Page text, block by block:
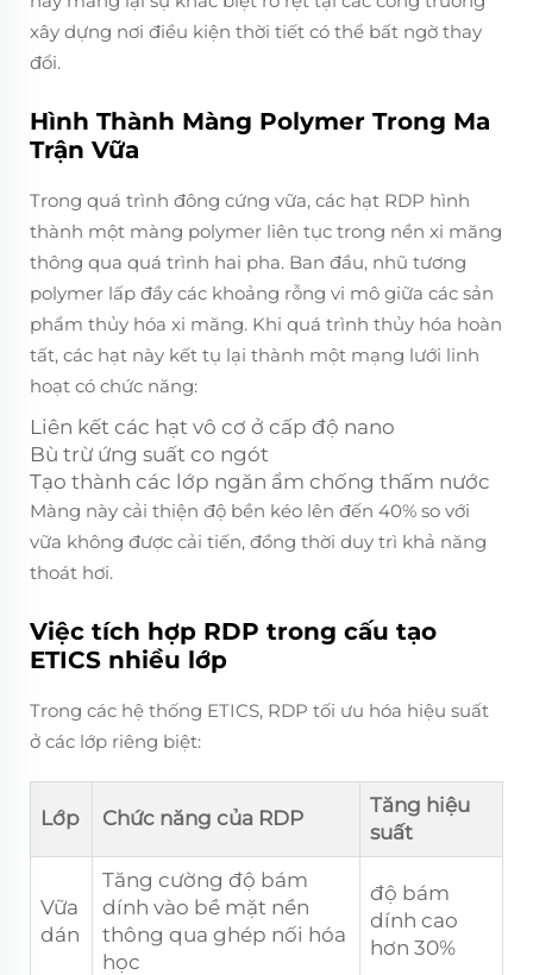
xây dựng nơi điều kiện thời tiết có thể bất ngờ thay
đổi.
Hình Thành Màng Polymer Trong Ma
Trận Vữa
Trong quá trình đông cứng vữa, các hạt RDP hình
thành một màng polymer liên tục trong nền xi măng
thông qua quá trình hai pha. Ban đầu, nhũ tương
polymer lấp đầy các khoảng rỗng vi mô giữa các sản
phẩm thủy hóa xi măng. Khi quá trình thủy hóa hoàn
tất, các hạt này kết tụ lại thành một mạng lưới linh
hoạt có chức năng:
Liên kết các hạt vô cơ ở cấp độ nano
Bù trừ ứng suất co ngót
Tạo thành các lớp ngăn ẩm chống thấm nước
Màng này cải thiện độ bền kéo lên đến 40% so với
vữa không được cải tiến, đồng thời duy trì khả năng
thoát hơi.
Việc tích hợp RDP trong cấu tạo
ETICS nhiều lớp
Trong các hệ thống ETICS, RDP tối ưu hóa hiệu suất
ở các lớp riêng biệt:
Lớp Chức năng của RDP
Tăng hiệu
suất
Vữa
dán
Tăng cường độ bám
dính vào bề mặt nền
thông qua ghép nối hóa
học
độ bám
dính cao
hơn 30%